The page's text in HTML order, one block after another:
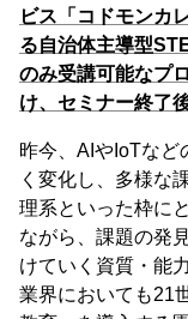
ビス「コドモンカ
る自治体主導型
のみ受講可能なプ
け、セミナー終了
昨今、AIやIoTなど
く変化し、多様な
理系といった枠に
ながら、課題の発
けていく資質・能
業界においても21